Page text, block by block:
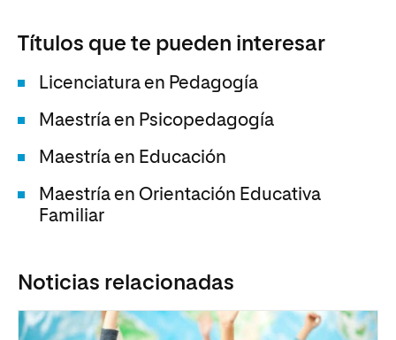
Títulos que te pueden interesar
Licenciatura en Pedagogía
Maestría en Psicopedagogía
Maestría en Educación
Maestría en Orientación Educativa
Familiar
Noticias relacionadas